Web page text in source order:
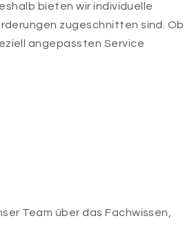
bieten wir individuelle
zugeschnitten sind. Ob
angepassten Service
Team über das Fachwissen,